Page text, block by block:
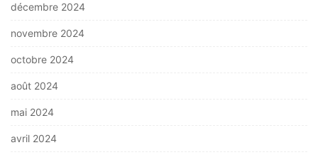
décembre 2024
novembre 2024
octobre 2024
août 2024
mai 2024
avril 2024